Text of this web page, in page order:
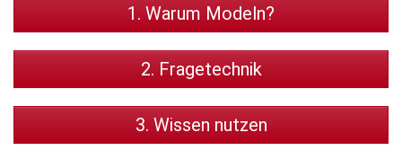
1. Warum Modeln?
2. Fragetechnik
3. Wissen nutzen